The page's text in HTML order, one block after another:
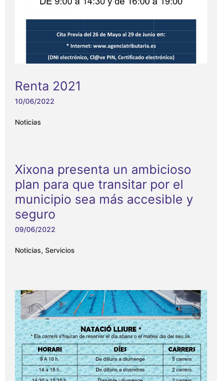
Renta 2021
10/06/2022
Noticias
Xixona presenta un ambicioso
plan para que transitar por el
municipio sea más accesible y
seguro
09/06/2022
Noticias, Servicios